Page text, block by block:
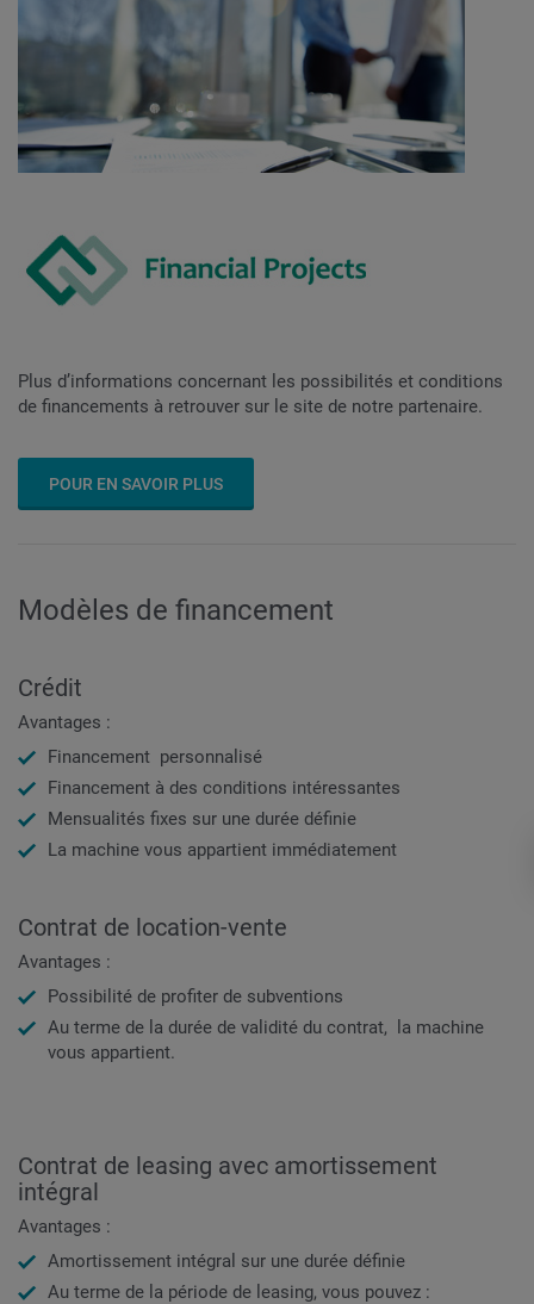
Plus d’informations concernant les possibilités et conditions
de financements à retrouver sur le site de notre partenaire.
POUR EN SAVOIR PLUS
Modèles de financement
Crédit
Avantages :
Financement personnalisé
Financement à des conditions intéressantes
Mensualités fixes sur une durée définie
La machine vous appartient immédiatement
Contrat de location-vente
Avantages :
Possibilité de profiter de subventions
Au terme de la durée de validité du contrat, la machine
vous appartient.
Contrat de leasing avec amortissement
intégral
Avantages :
Amortissement intégral sur une durée définie
Au terme de la période de leasing, vous pouvez :